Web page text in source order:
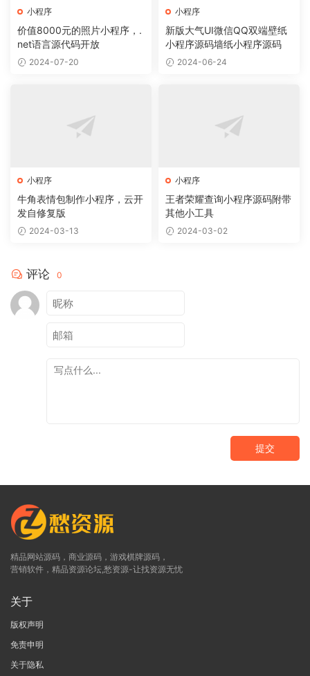
小程序
价值8000元的照片小程序，.
net语言源代码开放
2024-07-20
小程序
新版大气UI微信QQ双端壁纸
小程序源码墙纸小程序源码
2024-06-24
小程序
牛角表情包制作小程序，云开
发自修复版
2024-03-13
小程序
王者荣耀查询小程序源码附带
其他小工具
2024-03-02
评论 0
提交
精品网站源码，商业源码，游戏棋牌源码，
营销软件，精品资源论坛,愁资源-让找资源无忧
关于
版权声明
免责申明
关于隐私